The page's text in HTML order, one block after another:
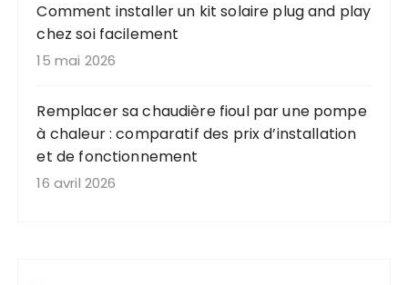
Comment installer un kit solaire plug and play
chez soi facilement
15 mai 2026
Remplacer sa chaudière fioul par une pompe
à chaleur : comparatif des prix d’installation
et de fonctionnement
16 avril 2026